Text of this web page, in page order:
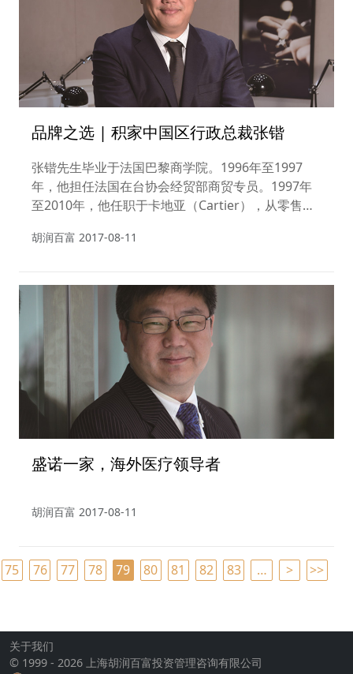
品牌之选 | 积家中国区行政总裁张锴
张锴先生毕业于法国巴黎商学院。1996年至1997
年，他担任法国在台协会经贸部商贸专员。1997年
至2010年，他任职于卡地亚（Cartier），从零售市
积家（Jaeger‑LeCoultre）中国区行政总裁。张锴先
文化的品牌积家深爱有加。
胡润百富 2017-08-11
盛诺一家，海外医疗领导者
胡润百富 2017-08-11
75 76 77 78 79 80 81 82 83 … > >>
关于我们
© 1999 - 2026 上海胡润百富投资管理咨询有限公司